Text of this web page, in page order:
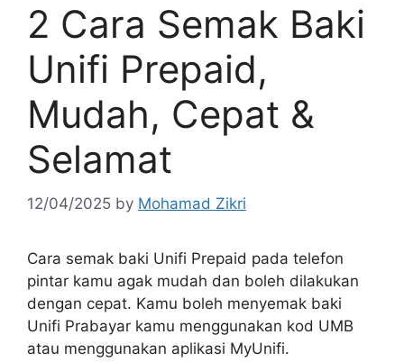
2 Cara Semak Baki
Unifi Prepaid,
Mudah, Cepat &
Selamat
12/04/2025 by Mohamad Zikri
Cara semak baki Unifi Prepaid pada telefon
pintar kamu agak mudah dan boleh dilakukan
dengan cepat. Kamu boleh menyemak baki
Unifi Prabayar kamu menggunakan kod UMB
atau menggunakan aplikasi MyUnifi.